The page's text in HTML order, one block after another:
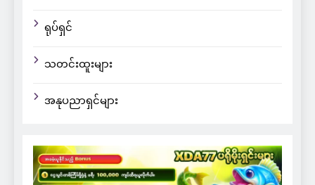
ရုပ်ရှင်
သတင်းထူးများ
အနုပညာရှင်များ